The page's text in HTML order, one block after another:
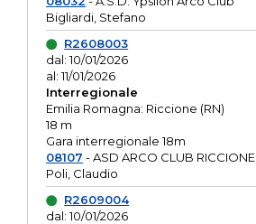
Bigliardi, Stefano
R2608003
dal: 10/01/2026
al: 11/01/2026
Interregionale
Emilia Romagna: Riccione (RN)
18 m
Gara interregionale 18m
08107 - ASD ARCO CLUB RICCIONE
Poli, Claudio
R2609004
dal: 10/01/2026